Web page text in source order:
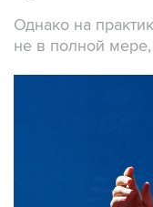
Однако на
не в полной